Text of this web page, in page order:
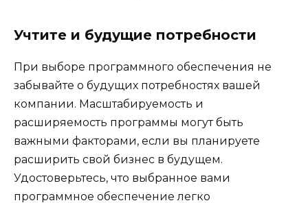
Учтите и будущие потребности
При выборе программного обеспечения не
забывайте о будущих потребностях вашей
компании. Масштабируемость и
расширяемость программы могут быть
важными факторами, если вы планируете
расширить свой бизнес в будущем.
Удостоверьтесь, что выбранное вами
программное обеспечение легко